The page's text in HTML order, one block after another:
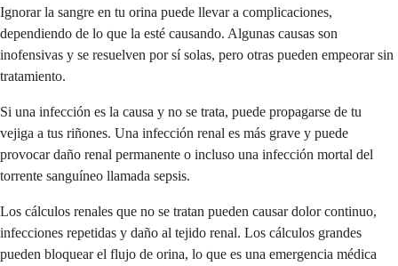
Ignorar la sangre en tu orina puede llevar a complicaciones,
dependiendo de lo que la esté causando. Algunas causas son
inofensivas y se resuelven por sí solas, pero otras pueden empeorar sin
tratamiento.
Si una infección es la causa y no se trata, puede propagarse de tu
vejiga a tus riñones. Una infección renal es más grave y puede
provocar daño renal permanente o incluso una infección mortal del
torrente sanguíneo llamada sepsis.
Los cálculos renales que no se tratan pueden causar dolor continuo,
infecciones repetidas y daño al tejido renal. Los cálculos grandes
pueden bloquear el flujo de orina, lo que es una emergencia médica